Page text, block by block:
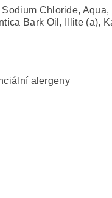
Chloride,
Bark Oil, Illite (a),
alergeny